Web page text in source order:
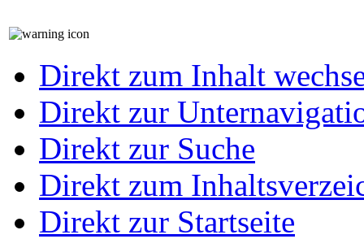
Direkt zum Inhalt
Direkt zur
Direkt zur Suche
Direkt zum
Direkt zur Startseite